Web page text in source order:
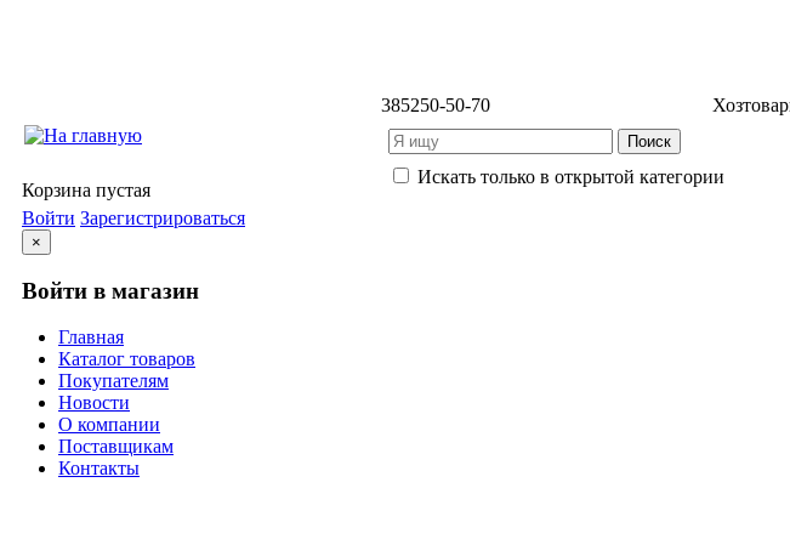
385250-50-70
Искать только в открытой категории
Корзина пустая
Войти Зарегистрироваться
×
Войти в магазин
Главная
Каталог товаров
Покупателям
Новости
О компании
Поставщикам
Контакты